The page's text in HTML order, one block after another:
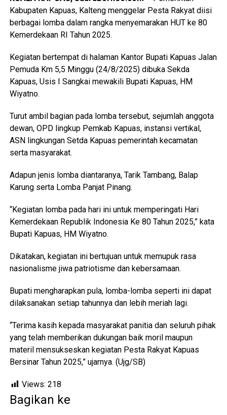
Kabupaten Kapuas, Kalteng menggelar Pesta Rakyat diisi
berbagai lomba dalam rangka menyemarakan HUT ke 80
Kemerdekaan RI Tahun 2025.
Kegiatan bertempat di halaman Kantor Bupati Kapuas Jalan
Pemuda Km 5,5 Minggu (24/8/2025) dibuka Sekda
Kapuas, Usis I Sangkai mewakili Bupati Kapuas, HM
Wiyatno.
Turut ambil bagian pada lomba tersebut, sejumlah anggota
dewan, OPD lingkup Pemkab Kapuas, instansi vertikal,
ASN lingkungan Setda Kapuas pemerintah kecamatan
serta masyarakat.
Adapun jenis lomba diantaranya, Tarik Tambang, Balap
Karung serta Lomba Panjat Pinang.
“Kegiatan lomba pada hari ini untuk memperingati Hari
Kemerdekaan Republik Indonesia Ke 80 Tahun 2025,” kata
Bupati Kapuas, HM Wiyatno.
Dikatakan, kegiatan ini bertujuan untuk memupuk rasa
nasionalisme jiwa patriotisme dan kebersamaan.
Bupati mengharapkan pula, lomba-lomba seperti ini dapat
dilaksanakan setiap tahunnya dan lebih meriah lagi.
“Terima kasih kepada masyarakat panitia dan seluruh pihak
yang telah memberikan dukungan baik moril maupun
materil mensukseskan kegiatan Pesta Rakyat Kapuas
Bersinar Tahun 2025,” ujarnya. (Ujg/SB)
Views: 218
Bagikan ke